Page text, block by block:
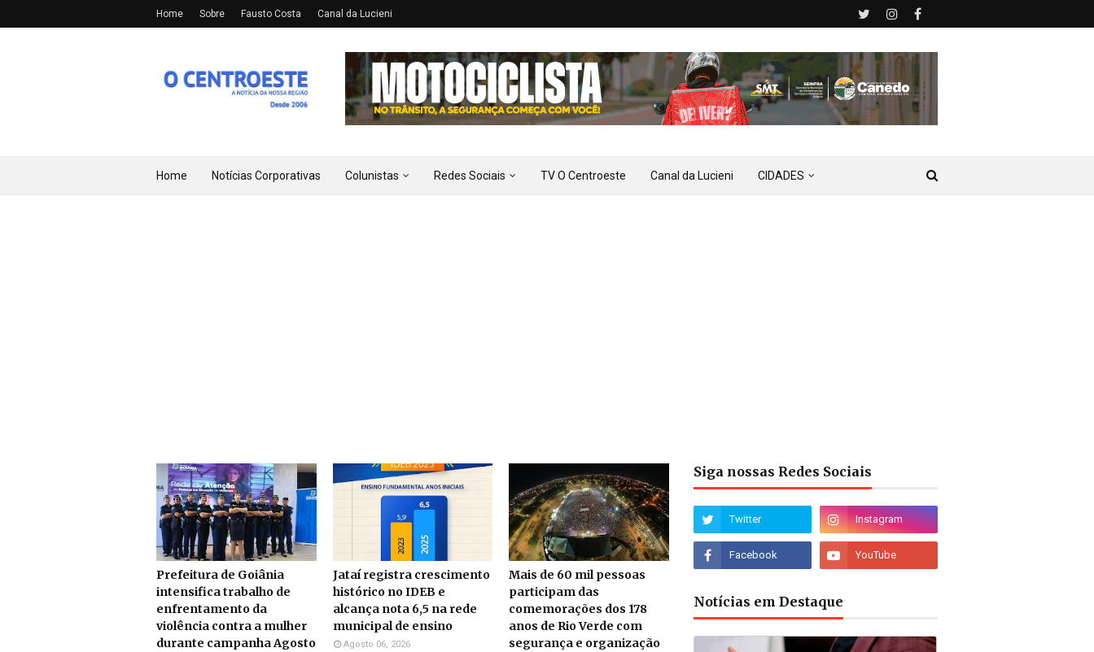
Home Sobre Fausto Costa Canal da Lucieni
Home Notícias Corporativas Colunistas Redes Sociais TV O Centroeste Canal da Lucieni CIDADES
Prefeitura de Goiânia
intensifica trabalho de
enfrentamento da
violência contra a mulher
durante campanha Agosto
Jataí registra crescimento
histórico no IDEB e
alcança nota 6,5 na rede
municipal de ensino
Agosto 06, 2026
Mais de 60 mil pessoas
participam das
comemorações dos 178
anos de Rio Verde com
segurança e organização
Siga nossas Redes Sociais
Notícias em Destaque